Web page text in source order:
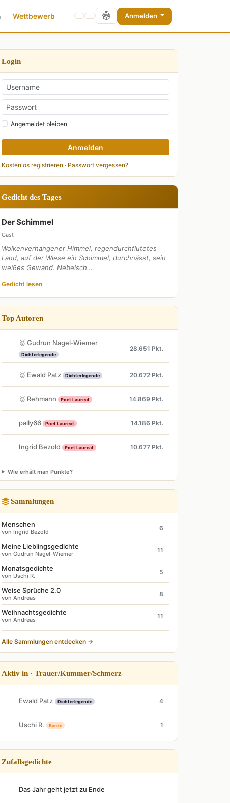
Wettbewerb Anmelden
Login
Angemeldet bleiben
Anmelden
Kostenlos registrieren · Passwort vergessen?
Gedicht des Tages
Der Schimmel
Gast
Wolkenverhangener Himmel, regendurchflutetes
Land, auf der Wiese ein Schimmel, durchnässt, sein
weißes Gewand. Nebelsch…
Gedicht lesen
Top Autoren
🥇 Gudrun Nagel-Wiemer
Dichterlegende
28.651 Pkt.
🥈 Ewald Patz Dichterlegende 20.672 Pkt.
🥉 Rehmann Poet Laureat 14.869 Pkt.
pally66 Poet Laureat 14.186 Pkt.
Ingrid Bezold Poet Laureat 10.677 Pkt.
Wie erhält man Punkte?
Sammlungen
Menschen
von Ingrid Bezold
6
Meine Lieblingsgedichte
von Gudrun Nagel-Wiemer
11
Monatsgedichte
von Uschi R.
5
Weise Sprüche 2.0
von Andreas
8
Weihnachtsgedichte
von Andreas
11
Alle Sammlungen entdecken →
Aktiv in · Trauer/Kummer/Schmerz
Ewald Patz Dichterlegende 4
Uschi R. Barde 1
Zufallsgedichte
Das Jahr geht jetzt zu Ende